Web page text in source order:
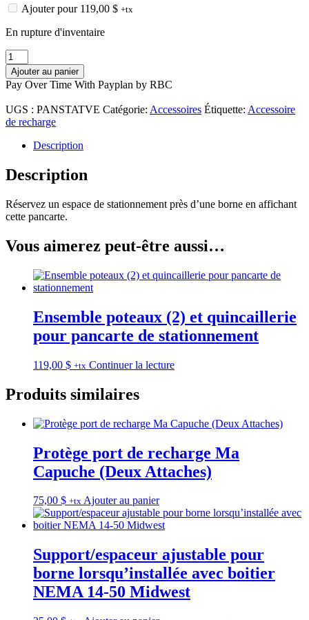
Ajouter pour 119,00 $ +tx
En rupture d'inventaire
quantité
de
Pancarte
de
stationnement
réservé
aux
véhicules
électriques
Ajouter au panier
Pay Over Time With Payplan by RBC
UGS : PANSTATVE Catégorie: Accessoires Étiquette: Accessoire
de recharge
Description
Description
Réservez un espace de stationnement près d’une borne en affichant
cette pancarte.
Vous aimerez peut-être aussi…
Ensemble poteaux (2) et quincaillerie
pour pancarte de stationnement
119,00 $ +tx Continuer la lecture
Produits similaires
Protège port de recharge Ma
Capuche (Deux Attaches)
75,00 $ +tx Ajouter au panier
Support/espaceur ajustable pour
borne lorsqu’installée avec boitier
NEMA 14-50 Midwest